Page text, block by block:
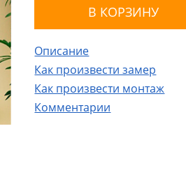
Описание
Как произвести замер
Как произвести монтаж
Комментарии